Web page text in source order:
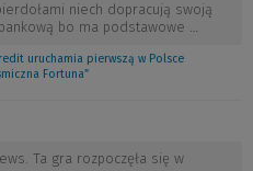
niech dopracują swoją
bo ma podstawowe …
uruchamia pierwszą w Polsce
Fortuna”
Ta gra rozpoczęła się w